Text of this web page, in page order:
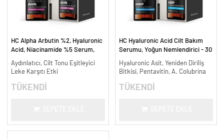
HC Alpha Arbutin %2, Hyaluronic
Acid, Niacinamide %5 Serum,
ml.
Aydınlatıcı, Cilt Tonu Eşitleyici
Leke Karşıtı Etki
TÜKENDİ
HC Hyaluronic Acid Cilt Bakım
Serumu, Yoğun Nemlendirici - 30
Hyaluronic Asit, Yeniden Diriliş
Bitkisi, Pentavitin, A. Colubrina
TÜKENDİ